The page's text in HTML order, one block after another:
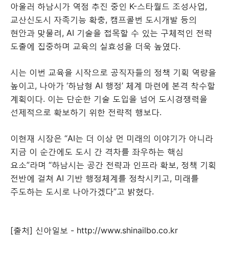
아울러 하남시가 역점 추진 중인 K-스타월드 조성사업,
교산신도시 자족기능 확충, 캠프콜번 도시개발 등의
현안과 맞물려, AI 기술을 접목할 수 있는 구체적인 전략
도출에 집중하며 교육의 실효성을 더욱 높였다.
시는 이번 교육을 시작으로 공직자들의 정책 기획 역량을
높이고, 나아가 ‘하남형 AI 행정’ 체계 마련에 본격 착수할
계획이다. 이는 단순한 기술 도입을 넘어 도시경쟁력을
선제적으로 확보하기 위한 전략적 행보다.
이현재 시장은 “AI는 더 이상 먼 미래의 이야기가 아니라
지금 이 순간에도 도시 간 격차를 좌우하는 핵심
요소”라며 “하남시는 공간 전략과 인프라 확보, 정책 기획
전반에 걸쳐 AI 기반 행정체계를 정착시키고, 미래를
주도하는 도시로 나아가겠다”고 밝혔다.
[출처] 신아일보 - http://www.shinailbo.co.kr